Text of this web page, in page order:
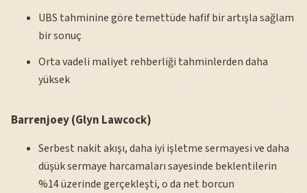
UBS tahminine göre temettüde hafif bir artışla sağlam
bir sonuç
Orta vadeli maliyet rehberliği tahminlerden daha
yüksek
Barrenjoey (Glyn Lawcock)
Serbest nakit akışı, daha iyi işletme sermayesi ve daha
düşük sermaye harcamaları sayesinde beklentilerin
%14 üzerinde gerçekleşti, o da net borcun